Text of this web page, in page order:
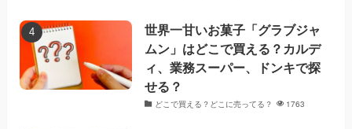
世界一甘いお菓子「グラブジャ
ムン」はどこで買える？カルデ
ィ、業務スーパー、ドンキで探
せる？
どこで買える？どこに売ってる？ 1763